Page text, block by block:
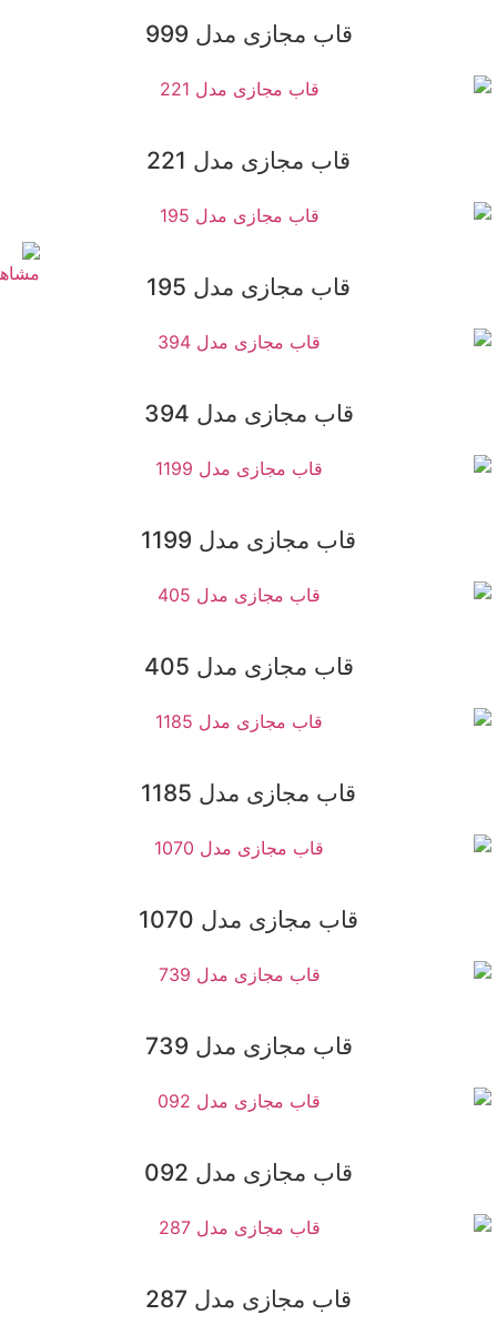
قاب مجازی مدل 999
قاب مجازی مدل 221
قاب مجازی مدل 195
قاب مجازی مدل 394
قاب مجازی مدل 1199
قاب مجازی مدل 405
قاب مجازی مدل 1185
قاب مجازی مدل 1070
قاب مجازی مدل 739
قاب مجازی مدل 092
قاب مجازی مدل 287